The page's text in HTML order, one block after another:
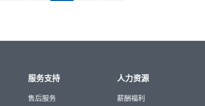
服务支持
售后服务
人力资源
薪酬福利